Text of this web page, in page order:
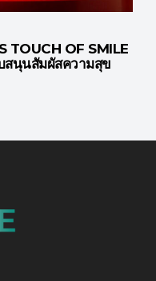
TOUCH OF SMILE
สนุนสัมผัสความสุข